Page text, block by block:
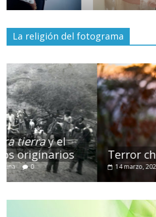
La religión del fotograma
Terror chamánico coreano
14 marzo, 2026 Julio Martínez Molina